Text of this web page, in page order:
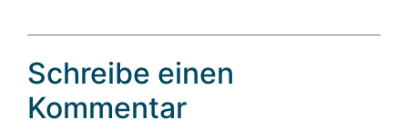
Schreibe einen
Kommentar